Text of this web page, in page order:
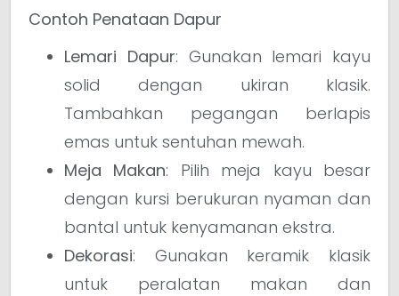
Contoh Penataan Dapur
Lemari Dapur: Gunakan lemari kayu
solid dengan ukiran klasik.
Tambahkan pegangan berlapis
emas untuk sentuhan mewah.
Meja Makan: Pilih meja kayu besar
dengan kursi berukuran nyaman dan
bantal untuk kenyamanan ekstra.
Dekorasi: Gunakan keramik klasik
untuk peralatan makan dan